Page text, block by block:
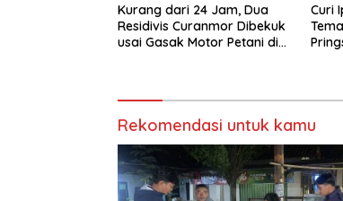
Kurang dari 24 Jam, Dua
Residivis Curanmor Dibekuk
usai Gasak Motor Petani di
Curi
Rekomendasi untuk kamu